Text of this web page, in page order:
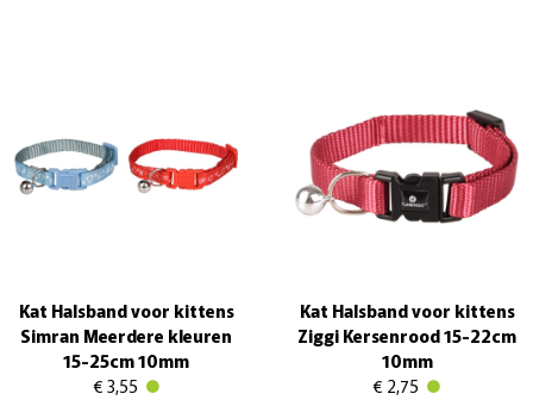
Kat Halsband voor kittens
Simran Meerdere kleuren
15-25cm 10mm
€ 3,55
Kat Halsband voor kittens
Ziggi Kersenrood 15-22cm
10mm
€ 2,75